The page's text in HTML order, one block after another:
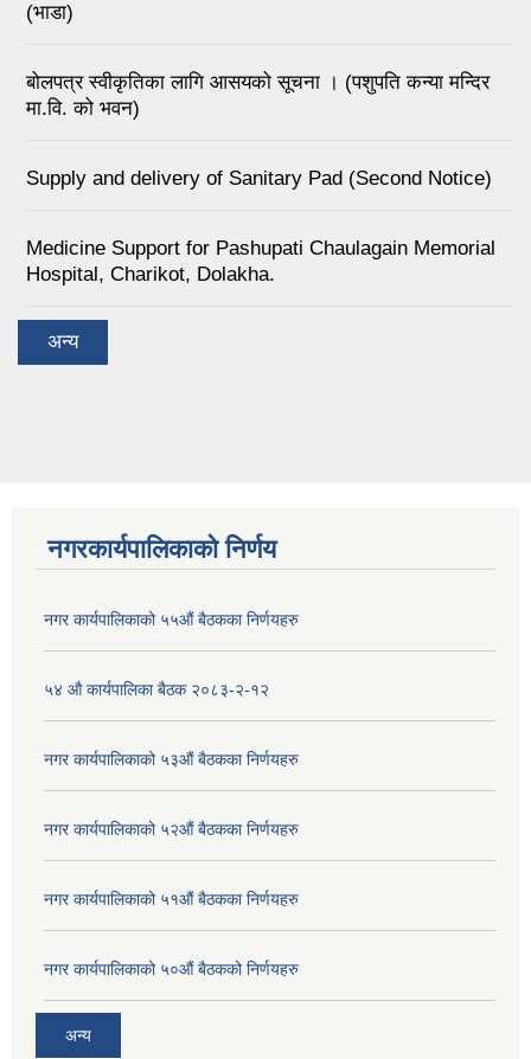
(भाडा)
बोलपत्र स्वीकृतिका लागि आसयको सूचना । (पशुपति कन्या मन्दिर
मा.वि. को भवन)
Supply and delivery of Sanitary Pad (Second Notice)
Medicine Support for Pashupati Chaulagain Memorial
Hospital, Charikot, Dolakha.
अन्य
नगरकार्यपालिकाको निर्णय
नगर कार्यपालिकाको ५५औं बैठकका निर्णयहरु
५४ औ कार्यपालिका बैठक २०८३-२-१२
नगर कार्यपालिकाको ५३औं बैठकका निर्णयहरु
नगर कार्यपालिकाको ५२औं बैठकका निर्णयहरु
नगर कार्यपालिकाको ५१औं बैठकका निर्णयहरु
नगर कार्यपालिकाको ५०औं बैठकको निर्णयहरु
अन्य